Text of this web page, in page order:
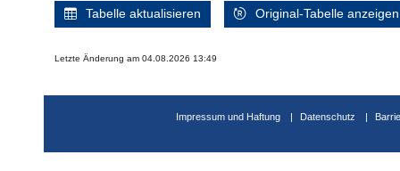
Tabelle aktualisieren Original-Tabelle anzeigen
Letzte Änderung am 04.08.2026 13:49
Impressum und Haftung Datenschutz